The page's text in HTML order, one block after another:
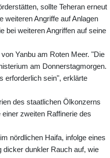
sollte Teheran erneut
weiteren Angriffe auf Anlagen
bei weiteren Angriffen auf seine
Yanbu am Roten Meer. "Die
am Donnerstagmorgen.
erforderlich sein", erklärte
des staatlichen Ölkonzerns
zweiten Raffinerie des
nördlichen Haifa, infolge eines
dicker dunkler Rauch auf, wie